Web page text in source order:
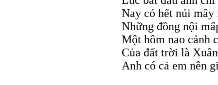
Nay có hết núi
Những đồng nội
Một hôm nao cảnh
Của đất trời là
Anh có cả em nên